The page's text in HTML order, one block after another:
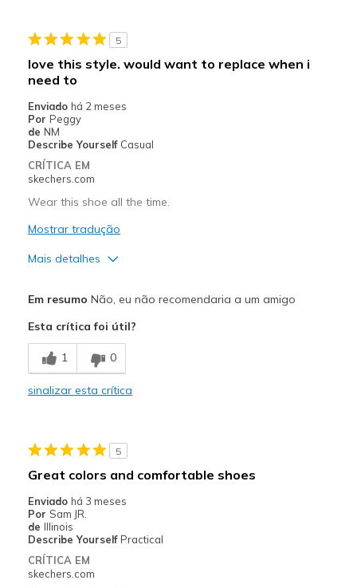
Melhores utilizações
Casual Wear
Going Out
Special Occasions
Travel
Width
Sizing
5
love this style. would want to replace when i
need to
Enviado há 2 meses
Por Peggy
de NM
Describe Yourself Casual
CRÍTICA EM
skechers.com
Wear this shoe all the time.
Mostrar tradução
Mais detalhes
Breathe Well
Comfortable
Em resumo Não, eu não recomendaria a um amigo
Esta crítica foi útil?
1 0
sinalizar esta crítica
5
Great colors and comfortable shoes
Enviado há 3 meses
Por Sam JR.
de Illinois
Describe Yourself Practical
CRÍTICA EM
skechers.com